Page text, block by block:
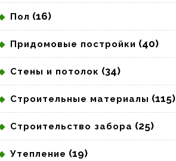
Пол (16)
Придомовые постройки (40)
Стены и потолок (34)
Строительные материалы (115)
Строительство забора (25)
Утепление (19)